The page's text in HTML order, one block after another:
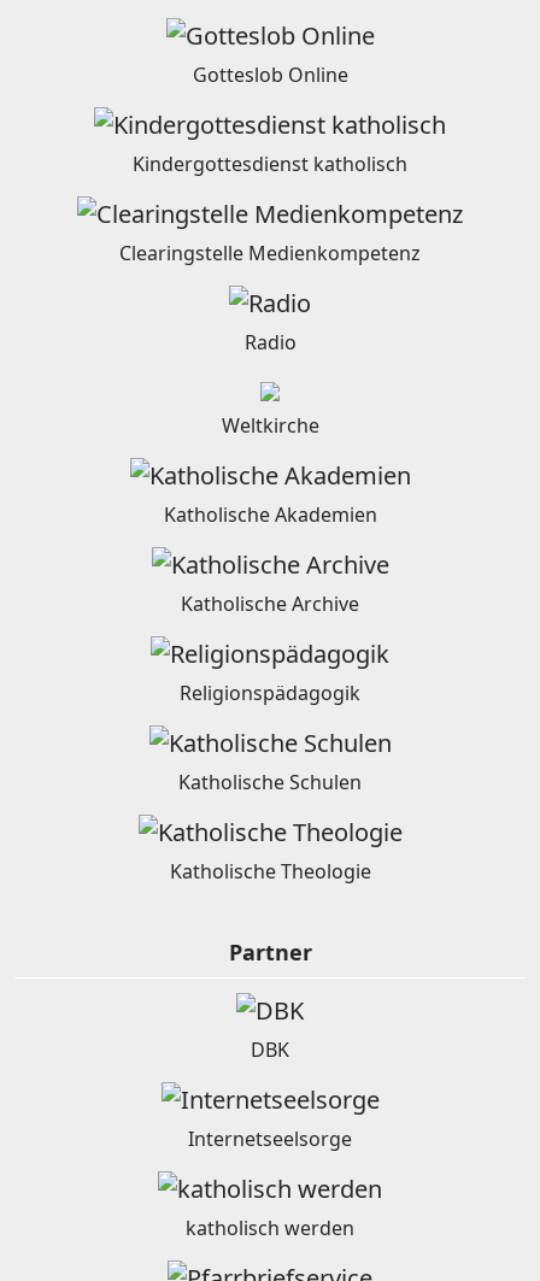
Gotteslob Online
Kindergottesdienst katholisch
Clearingstelle Medienkompetenz
Radio
Weltkirche
Katholische Akademien
Katholische Archive
Religionspädagogik
Katholische Schulen
Katholische Theologie
Partner
DBK
Internetseelsorge
katholisch werden